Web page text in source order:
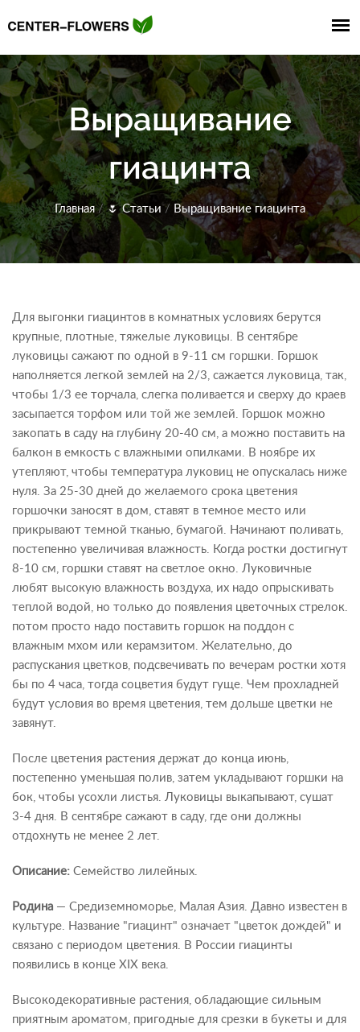
Выращивание
гиацинта
Главная/🌷Статьи/ Выращивание гиацинта
Для выгонки гиацинтов в комнатных условиях берутся
крупные, плотные, тяжелые луковицы. В сентябре
луковицы сажают по одной в 9-11 см горшки. Горшок
наполняется легкой землей на 2/3, сажается луковица, так,
чтобы 1/3 ее торчала, слегка поливается и сверху до краев
засыпается торфом или той же землей. Горшок можно
закопать в саду на глубину 20-40 см, а можно поставить на
балкон в емкость с влажными опилками. В ноябре их
утепляют, чтобы температура луковиц не опускалась ниже
нуля. За 25-30 дней до желаемого срока цветения
горшочки заносят в дом, ставят в темное место или
прикрывают темной тканью, бумагой. Начинают поливать,
постепенно увеличивая влажность. Когда ростки достигнут
8-10 см, горшки ставят на светлое окно. Луковичные
любят высокую влажность воздуха, их надо опрыскивать
теплой водой, но только до появления цветочных стрелок.
потом просто надо поставить горшок на поддон с
влажным мхом или керамзитом. Желательно, до
распускания цветков, подсвечивать по вечерам ростки хотя
бы по 4 часа, тогда соцветия будут гуще. Чем прохладней
будут условия во время цветения, тем дольше цветки не
завянут.
После цветения растения держат до конца июнь,
постепенно уменьшая полив, затем укладывают горшки на
бок, чтобы усохли листья. Луковицы выкапывают, сушат
3-4 дня. В сентябре сажают в саду, где они должны
отдохнуть не менее 2 лет.
Описание: Семейство лилейных.
Родина — Средиземноморье, Малая Азия. Давно известен в
культуре. Название "гиацинт" означает "цветок дождей" и
связано с периодом цветения. В России гиацинты
появились в конце XIX века.
Высокодекоративные растения, обладающие сильным
приятным ароматом, пригодные для срезки в букеты и для